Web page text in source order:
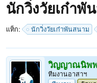
นักวิ่งวัยเก๋าพั
แท็ก: นักวิ่งวัยเก๋าพันสนาม
วิญญาณนิพ
ทีมงานอาสาฯ